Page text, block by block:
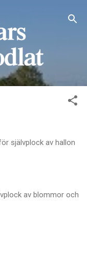
självplock av hallon
av blommor och